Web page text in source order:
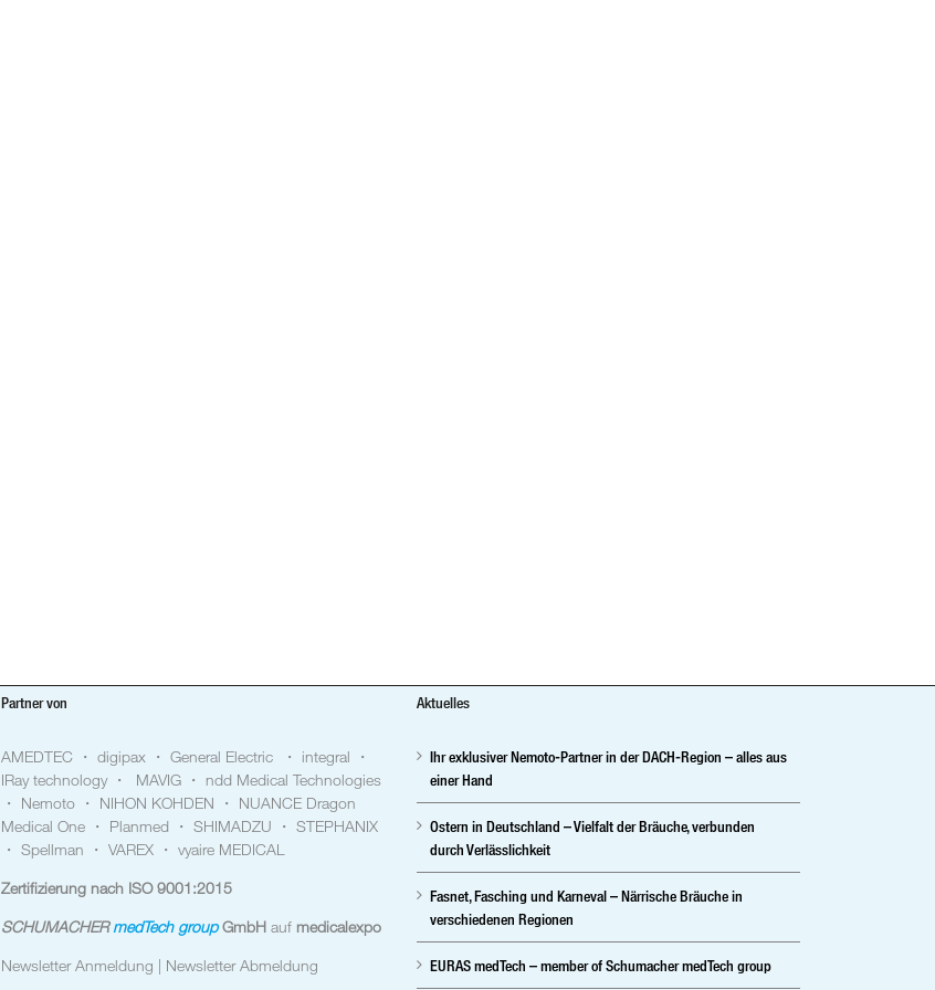
Partner von
AMEDTEC ・ digipax ・ General Electric ・ integral ・
IRay technology ・ MAVIG ・ ndd Medical Technologies
・ Nemoto ・ NIHON KOHDEN ・ NUANCE Dragon
Medical One ・ Planmed ・ SHIMADZU ・ STEPHANIX
・ Spellman ・ VAREX ・ vyaire MEDICAL
Zertifizierung nach ISO 9001:2015
SCHUMACHER medTech groupGmbHauf medicalexpo
Newsletter Anmeldung | Newsletter Abmeldung
Aktuelles
Ihr exklusiver Nemoto-Partner in der DACH-Region – alles aus
einer Hand
Ostern in Deutschland – Vielfalt der Bräuche, verbunden
durch Verlässlichkeit
Fasnet, Fasching und Karneval – Närrische Bräuche in
verschiedenen Regionen
EURAS medTech – member of Schumacher medTech group